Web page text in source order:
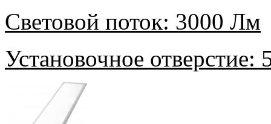
Световой поток: 3000 Лм
Установочное отверстие: